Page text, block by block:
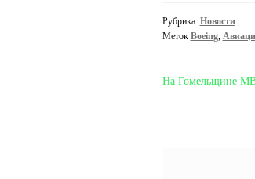
Рубрика: Новости
Меток Boeing,
Предыдущая
На Гомельщине